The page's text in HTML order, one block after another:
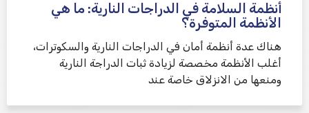
أنظمة السلامة في الدراجات النارية: ما هي
الأنظمة المتوفرة؟
هناك عدة أنظمة أمان في الدراجات النارية والسكوترات،
أغلب الأنظمة مخصصة لزيادة ثبات الدراجة النارية
ومنعها من الانزلاق خاصة عند